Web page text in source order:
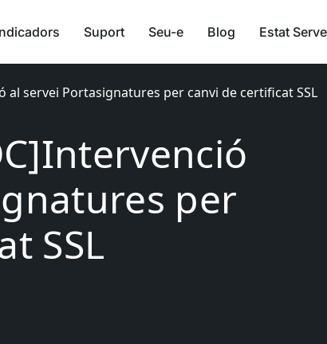
Suport Seu-e Blog Estat
al servei Portasignatures per canvi de certificat SSL
per
SSL